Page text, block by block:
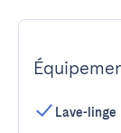
Lave-linge